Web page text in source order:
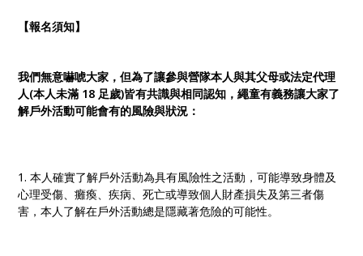
【報名須知】
我們無意嚇唬大家，但為了讓參與營隊本人與其父母或法定代理
人(本人未滿 18 足歲)皆有共識與相同認知，繩童有義務讓大家了
解戶外活動可能會有的風險與狀況：
1. 本人確實了解戶外活動為具有風險性之活動，可能導致身體及
心理受傷、癱瘓、疾病、死亡或導致個人財產損失及第三者傷
害，本人了解在戶外活動總是隱藏著危險的可能性。